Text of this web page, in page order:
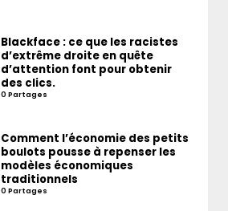
Blackface : ce que les racistes
d’extrême droite en quête
d’attention font pour obtenir
des clics.
0 Partages
Comment l’économie des petits
boulots pousse à repenser les
modèles économiques
traditionnels
0 Partages